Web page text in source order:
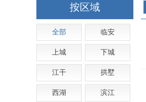
按区域
全部 临安
上城 下城
江干 拱墅
西湖 滨江